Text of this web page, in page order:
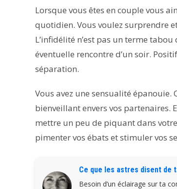
Lorsque vous êtes en couple vous
quotidien. Vous voulez surprendre
L’infidélité n’est pas un terme
éventuelle rencontre d’un soir.
séparation.
Vous avez une sensualité
bienveillant envers vos partenaires.
mettre un peu de piquant dans
pimenter vos ébats et stimuler vos
Ce que les astres disent de
Besoin d’un éclairage sur ta